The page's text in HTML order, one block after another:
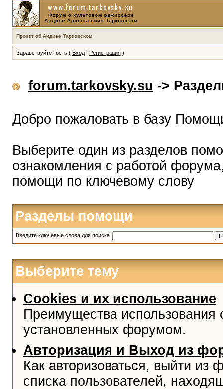
Проект об Андрее Тарковском
Здравствуйте Гость ( Вход| Регистрация)
forum.tarkovsky.su ->
Добро пожаловать в базу
Выберите один из разделов
ознакомления с работой
помощи по ключевому слову
Разделы помощи
Введите ключевые слова для поиска
Выберите тему
Cookies и их использование
Преимущества
установленных форумом.
Авторизация и Выход из
Как авторизоваться, выйти из
списка пользователей,